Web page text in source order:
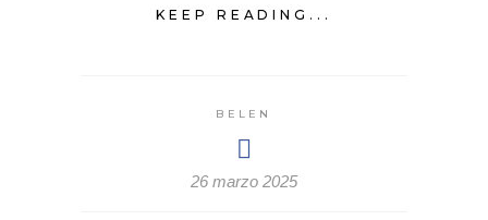
KEEP READING...
BELEN
26 marzo 2025